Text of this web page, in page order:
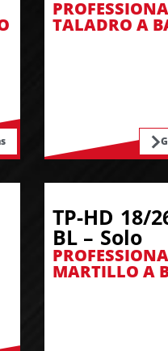
TALADRO A
TP-HD 18/
BL – Solo
MARTILLO A